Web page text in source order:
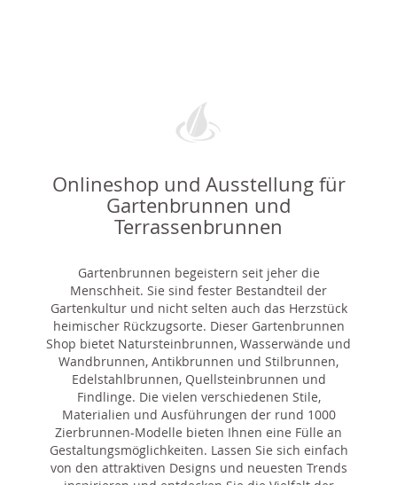
Onlineshop und Ausstellung für
Gartenbrunnen und
Terrassenbrunnen
Gartenbrunnen begeistern seit jeher die
Menschheit. Sie sind fester Bestandteil der
Gartenkultur und nicht selten auch das Herzstück
heimischer Rückzugsorte. Dieser Gartenbrunnen
Shop bietet Natursteinbrunnen, Wasserwände und
Wandbrunnen, Antikbrunnen und Stilbrunnen,
Edelstahlbrunnen, Quellsteinbrunnen und
Findlinge. Die vielen verschiedenen Stile,
Materialien und Ausführungen der rund 1000
Zierbrunnen-Modelle bieten Ihnen eine Fülle an
Gestaltungsmöglichkeiten. Lassen Sie sich einfach
von den attraktiven Designs und neuesten Trends